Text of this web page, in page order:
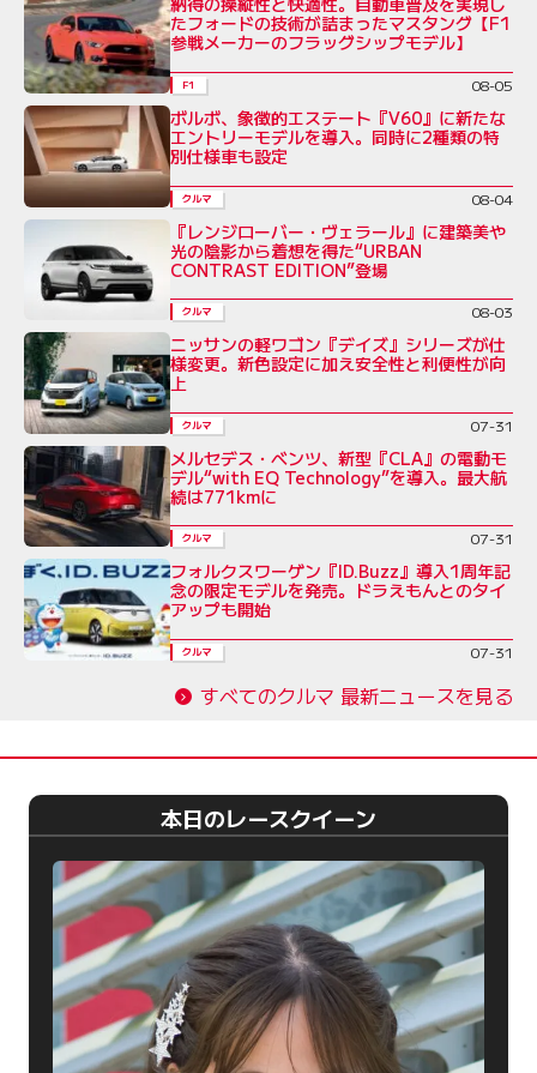
たフォードの技術が詰まったマスタング【F1
参戦メーカーのフラッグシップモデル】
F1 08-05
ボルボ、象徴的エステート『V60』に新たな
エントリーモデルを導入。同時に2種類の特
別仕様車も設定
クルマ 08-04
『レンジローバー・ヴェラール』に建築美や
光の陰影から着想を得た“URBAN
CONTRAST EDITION”登場
クルマ 08-03
ニッサンの軽ワゴン『デイズ』シリーズが仕
様変更。新色設定に加え安全性と利便性が向
上
クルマ 07-31
メルセデス・ベンツ、新型『CLA』の電動モ
デル“with EQ Technology”を導入。最大航
続は771kmに
クルマ 07-31
フォルクスワーゲン『ID.Buzz』導入1周年記
念の限定モデルを発売。ドラえもんとのタイ
アップも開始
クルマ 07-31
すべてのクルマ 最新ニュースを見る
本日のレースクイーン